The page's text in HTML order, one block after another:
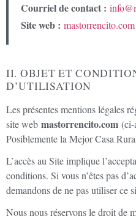
Courriel de contact :
Site web : mastorrencito.com
II. OBJET ET
D’UTILISATION
Les présentes mentions légales
site web mastorrencito.com (ci-
Posiblemente la Mejor Casa
L’accès au Site implique
conditions. Si vous n’êtes pas
demandons de ne pas utiliser ce
Nous nous réservons le droit de